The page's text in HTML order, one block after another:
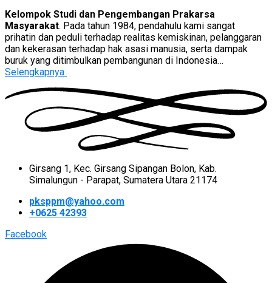
Kelompok Studi dan Pengembangan Prakarsa
Masyarakat. Pada tahun 1984, pendahulu kami sangat
prihatin dan peduli terhadap realitas kemiskinan, pelanggaran
dan kekerasan terhadap hak asasi manusia, serta dampak
buruk yang ditimbulkan pembangunan di Indonesia…
Selengkapnya
Girsang 1, Kec. Girsang Sipangan Bolon, Kab.
Simalungun - Parapat, Sumatera Utara 21174
pksppm@yahoo.com
+0625 42393
Facebook